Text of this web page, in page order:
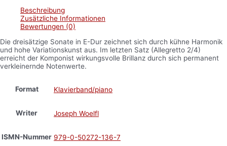
Beschreibung
Zusätzliche Informationen
Bewertungen (0)
Die dreisätzige Sonate in E-Dur zeichnet sich durch kühne Harmonik
und hohe Variationskunst aus. Im letzten Satz (Allegretto 2/4)
erreicht der Komponist wirkungsvolle Brillanz durch sich permanent
verkleinernde Notenwerte.
Format Klavierband/piano
Writer Joseph Woelfl
ISMN-Nummer 979-0-50272-136-7